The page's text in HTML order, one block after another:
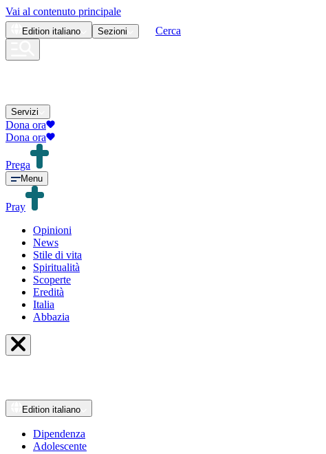
Vai al contenuto principale
Edition italiano Sezioni Cerca
Servizi
Dona ora
Dona ora
Prega
Menu
Pray
Opinioni
News
Stile di vita
Spiritualità
Scoperte
Eredità
Italia
Abbazia
Edition italiano
Dipendenza
Adolescente